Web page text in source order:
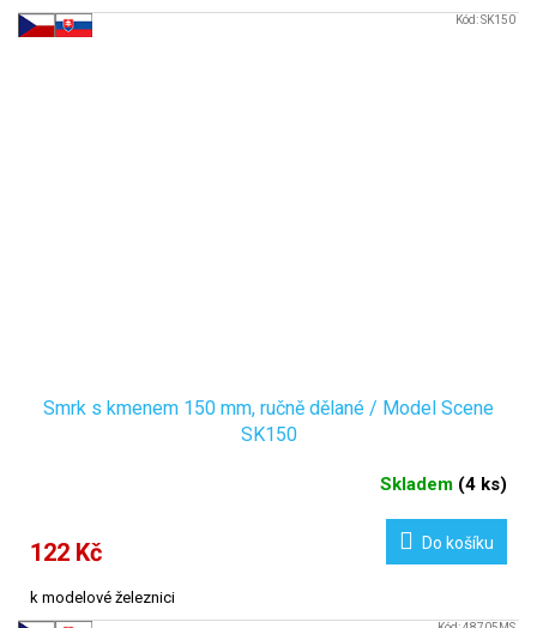
Smrk s kmenem 150 mm, ručně dělané / Model Scene
SK150
Skladem (4 ks)
122 Kč Do košíku
k modelové železnici
Kód:SK150